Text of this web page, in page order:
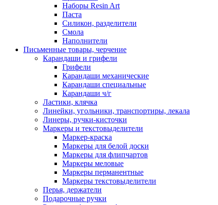
Наборы Resin Art
Паста
Силикон, разделители
Смола
Наполнители
Письменные товары, черчение
Карандаши и грифели
Грифели
Карандаши механические
Карандаши специальные
Карандаши ч/г
Ластики, клячка
Линейки, угольники, транспортиры, лекала
Линеры, ручки-кисточки
Маркеры и текстовыделители
Маркер-краска
Маркеры для белой доски
Маркеры для флипчартов
Маркеры меловые
Маркеры перманентные
Маркеры текстовыделители
Перья, держатели
Подарочные ручки